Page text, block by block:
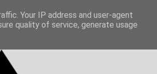
Your IP address and user-agent
quality of service, generate usage